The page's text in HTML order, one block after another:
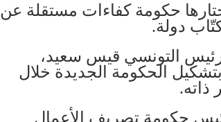
حكومة كفاءات مستقلة عن
الرئيس التونسي قيس سعيد،
الحكومة الجديدة خلال
حكومة تصريف الأعمال